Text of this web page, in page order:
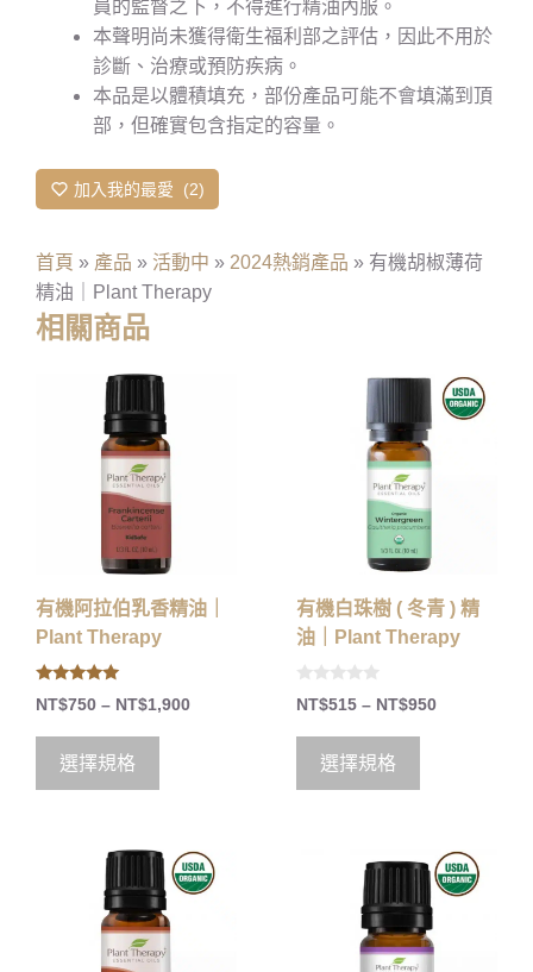
員的監督之下，不得進行精油內服。
本聲明尚未獲得衛生福利部之評估，因此不用於
診斷、治療或預防疾病。
本品是以體積填充，部份產品可能不會填滿到頂
部，但確實包含指定的容量。
加入我的最愛 2
首頁 » 產品 » 活動中 » 2024熱銷產品 » 有機胡椒薄荷
精油｜Plant Therapy
相關商品
有機阿拉伯乳香精油｜
Plant Therapy
5.00
out of 5
NT$750 – NT$1,900
選擇規格
有機白珠樹 ( 冬青 ) 精
油｜Plant Therapy
0
o
5
NT$515 – NT$950
選擇規格